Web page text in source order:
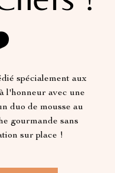
spécialement aux
l'honneur avec une
duo de mousse au
gourmande sans
sur place !